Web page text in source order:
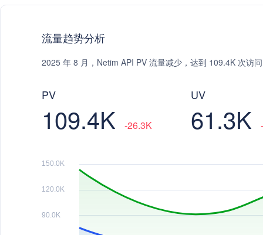
流量趋势分析
2025 年 8 月，Netim API PV 流量减少，达到 109.4K 次访
PV
109.4K -26.3K
UV
61.3K